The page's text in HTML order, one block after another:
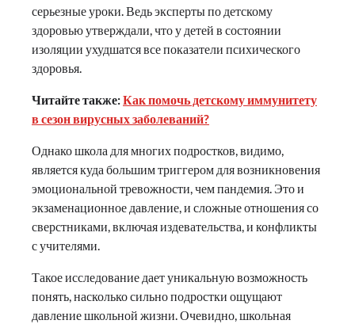
серьезные уроки. Ведь эксперты по детскому
здоровью утверждали, что у детей в состоянии
изоляции ухудшатся все показатели психического
здоровья.
Читайте также:Как помочь детскому иммунитету
в сезон вирусных заболеваний?
Однако школа для многих подростков, видимо,
является куда большим триггером для возникновения
эмоциональной тревожности, чем пандемия. Это и
экзаменационное давление, и сложные отношения со
сверстниками, включая издевательства, и конфликты
с учителями.
Такое исследование дает уникальную возможность
понять, насколько сильно подростки ощущают
давление школьной жизни. Очевидно, школьная